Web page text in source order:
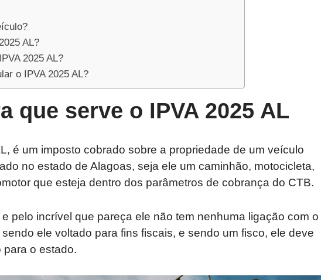
AL?
2025 AL?
o IPVA 2025 AL?
que serve o IPVA 2025 AL
é um imposto cobrado sobre a propriedade de um veículo
no estado de Alagoas, seja ele um caminhão, motocicleta,
que esteja dentro dos parâmetros de cobrança do CTB.
pelo incrível que pareça ele não tem nenhuma ligação com o
ele voltado para fins fiscais, e sendo um fisco, ele deve
para o estado.